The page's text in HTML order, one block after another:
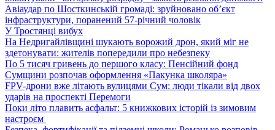
Авіаудар по Шосткинській громаді: зруйновано об’єкт
інфраструктури, поранений 57-річний чоловік
У Тростянці вибух
На Недригайлівщині шукають ворожий дрон, який міг не
здетонувати: жителів попередили про небезпеку
По 5 тисяч гривень до першого класу: Пенсійний фонд
Сумщини розпочав оформлення «Пакунка школяра»
FPV-дрони вже літають вулицями Сум: люди тікали від двох
ударів на проспекті Перемоги
Поки літо плавить асфальт: 5 книжкових історій із зимовим
настроєм